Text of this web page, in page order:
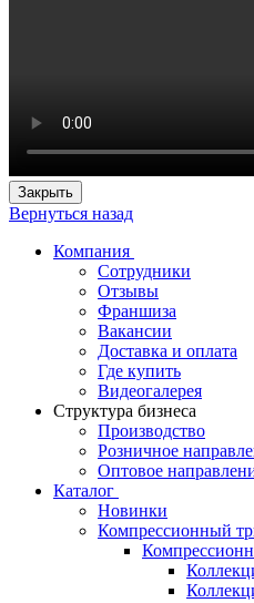
Закрыть
Вернуться назад
Компания
Сотрудники
Отзывы
Франшиза
Вакансии
Доставка и оплата
Где купить
Видеогалерея
Структура бизнеса
Производство
Розничное
Оптовое
Каталог
Новинки
Компрессионный